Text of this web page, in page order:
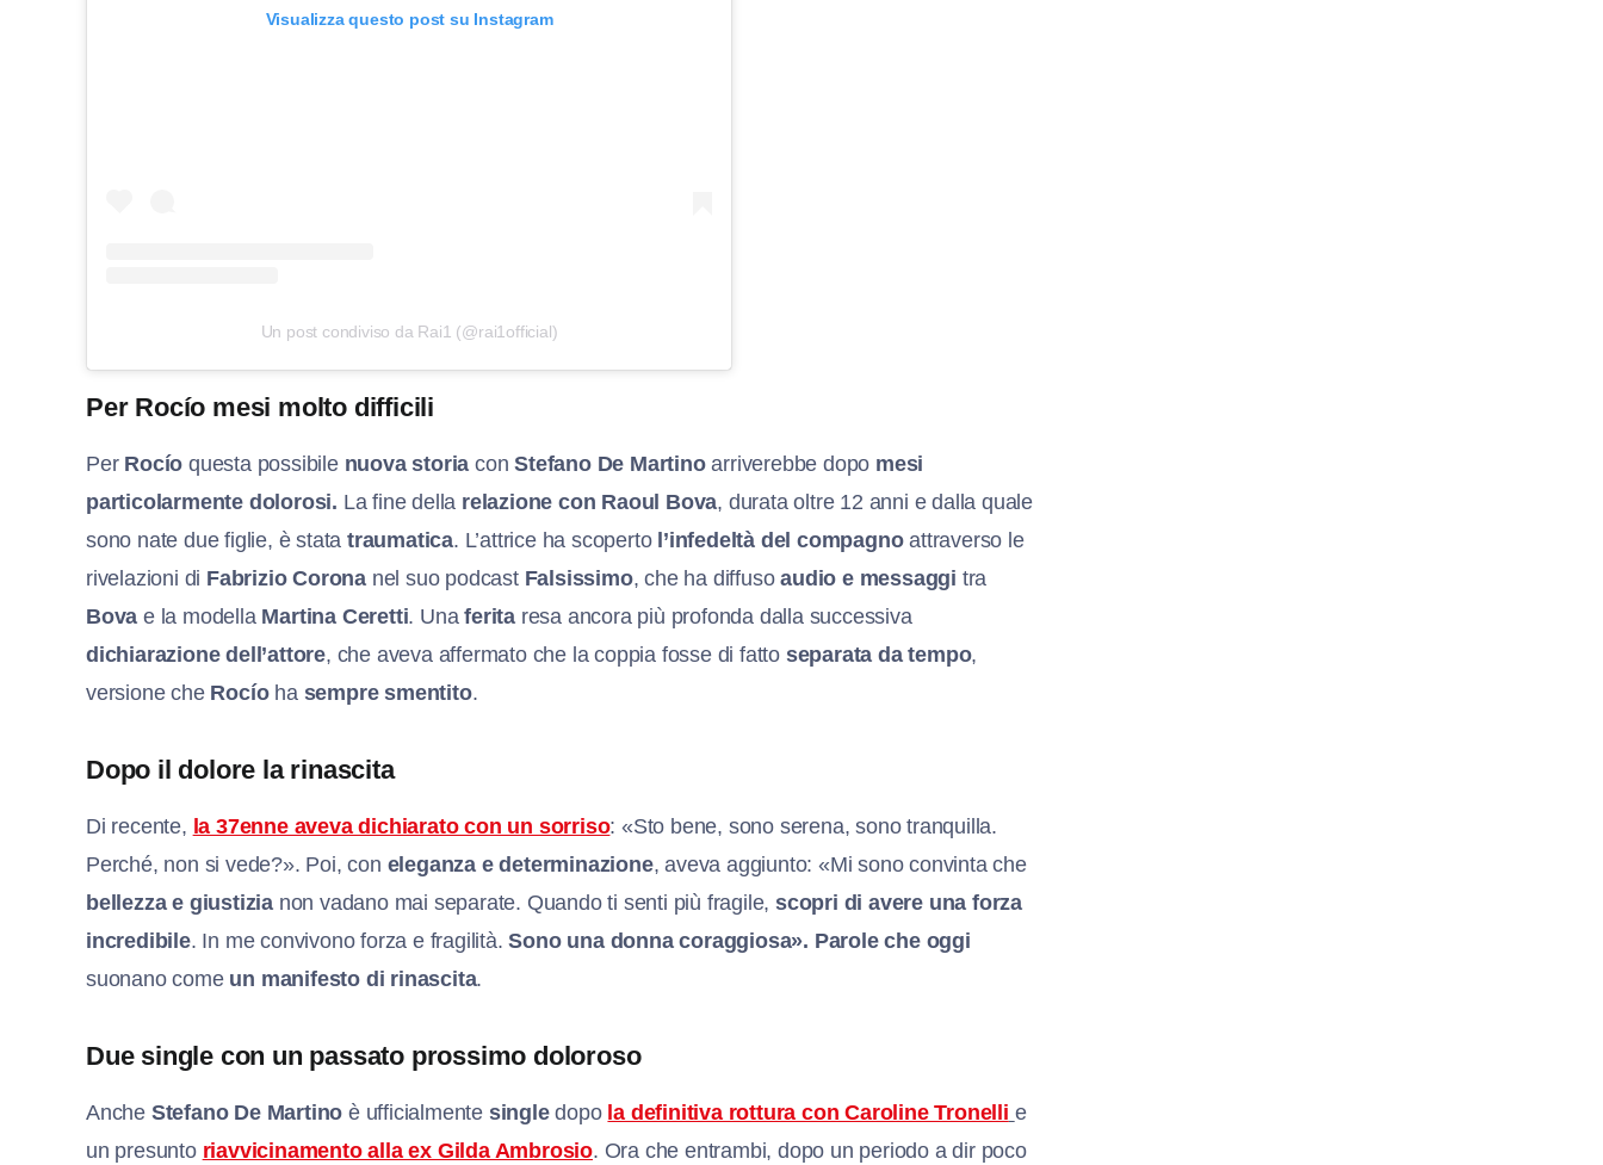
Visualizza questo post su Instagram
Un post condiviso da Rai1 (@rai1official)
Per Rocío mesi molto difficili
Per Rocío questa possibile nuova storia conStefano De Martinoarriverebbe dopo mesi
particolarmente dolorosi. La fine della relazione con Raoul Bova, durata oltre 12 anni e dalla quale
sono nate due figlie, è statatraumatica. L’attrice ha scoperto l’infedeltà del compagnoattraverso le
rivelazioni di Fabrizio Corona nel suo podcast Falsissimo, che ha diffusoaudio e messaggi tra
Bova e la modella Martina Ceretti. Unaferita resa ancora più profonda dalla successiva
dichiarazione dell’attore, che aveva affermato che la coppia fosse di fatto separata da tempo,
versione che Rocíoha sempre smentito.
Dopo il dolore la rinascita
Di recente, la 37enne aveva dichiarato con un sorriso: «Sto bene, sono serena, sono tranquilla.
Perché, non si vede?». Poi, con eleganza e determinazione, aveva aggiunto: «Mi sono convinta che
bellezza e giustizia non vadano mai separate. Quando ti senti più fragile, scopri di avere una forza
incredibile. In me convivono forza e fragilità.Sono una donna coraggiosa». Parole che oggi
suonano come un manifesto di rinascita.
Due single con un passato prossimo doloroso
Anche Stefano De Martino è ufficialmente singledopo la definitiva rottura con Caroline Tronelli e
un presunto riavvicinamento alla ex Gilda Ambrosio. Ora che entrambi, dopo un periodo a dir poco